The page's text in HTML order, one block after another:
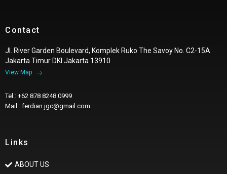
Contact
Jl. River Garden Boulevard, Komplek Ruko The Savoy No. C2-15A
Jakarta Timur DKI Jakarta 13910
View Map
Tel.: +62 878 8248 0999
Mail : ferdian.jgc@gmail.com
Links
ABOUT US